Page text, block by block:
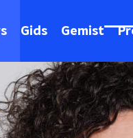
Gids Gemist